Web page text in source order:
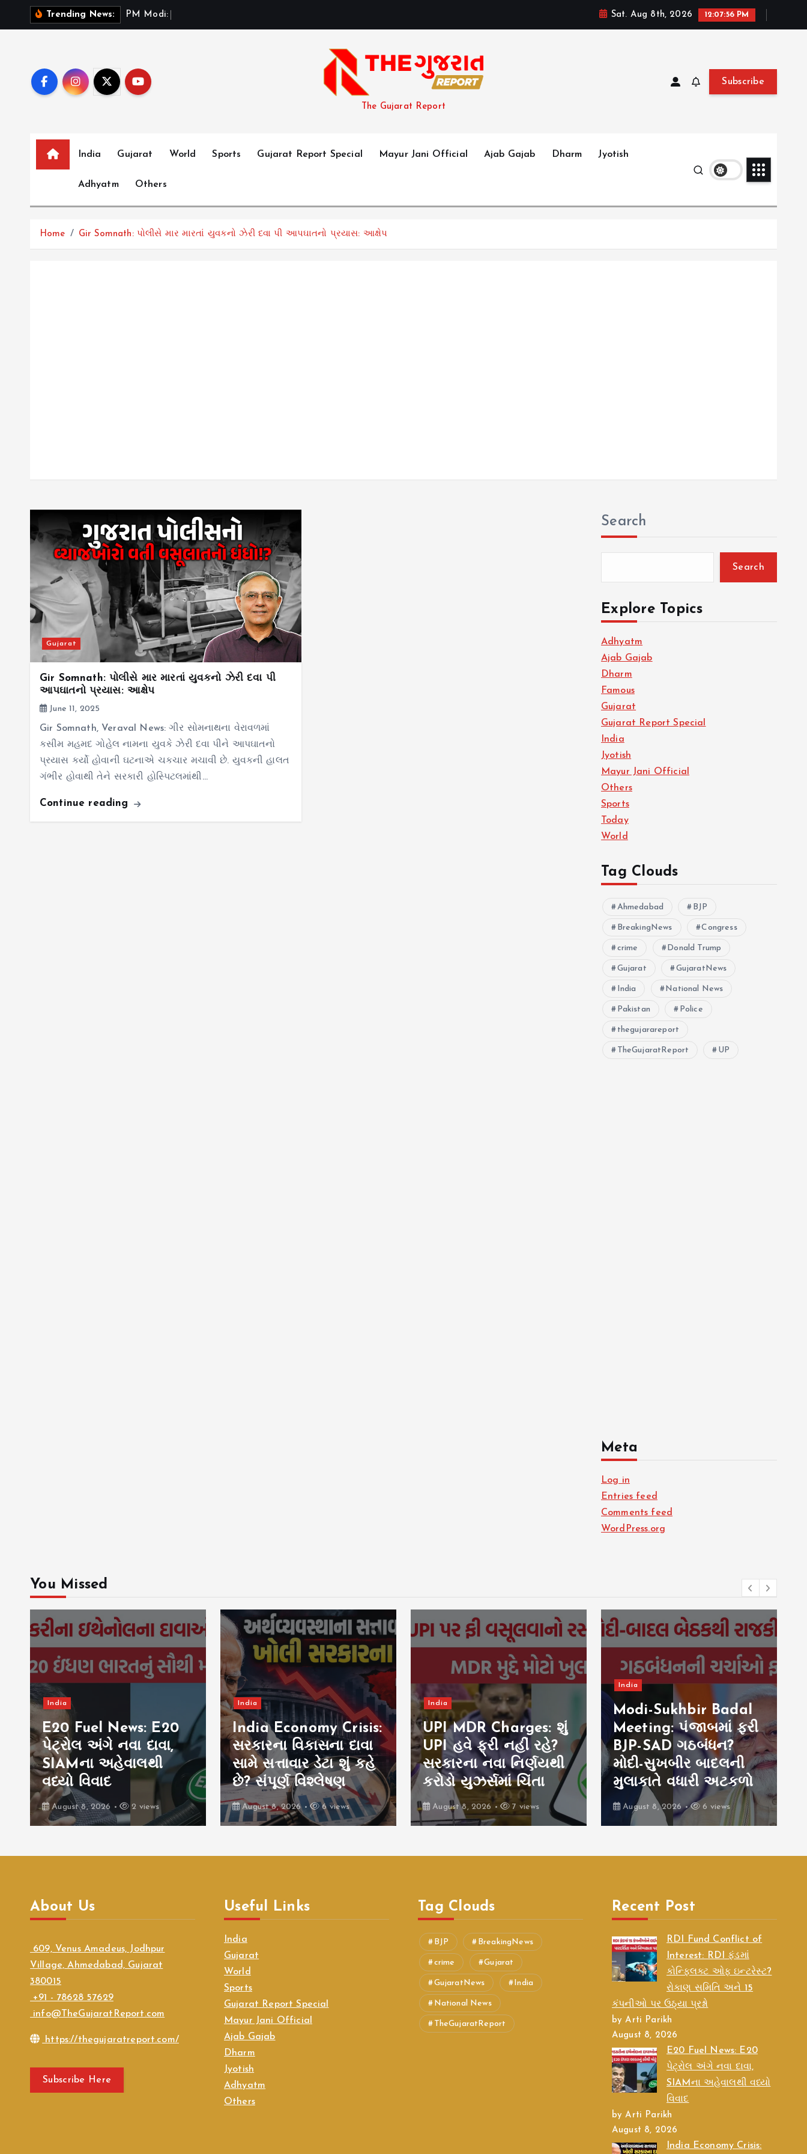
Trending News: P M M o d i: Sat. Aug 8th, 2026 12:07:57 PM
The Gujarat Report
Subscribe
India Gujarat World Sports Gujarat Report Special Mayur Jani Official Ajab Gajab Dharm Jyotish
Adhyatm Others
Home Gir Somnath: પોલીસે માર મારતાં યુવકનો ઝેરી દવા પી આપઘાતનો પ્રયાસ: આક્ષેપ
Gujarat
Gir Somnath: પોલીસે માર મારતાં યુવકનો ઝેરી દવા પી
આપઘાતનો પ્રયાસ: આક્ષેપ
June 11, 2025
Gir Somnath, Veraval News: ગીર સોમનાથના વેરાવળમાં
કસીમ મહમદ ગોહેલ નામના યુવકે ઝેરી દવા પીને આપઘાતનો
પ્રયાસ કર્યો હોવાની ઘટનાએ ચકચાર મચાવી છે. યુવકની હાલત
ગંભીર હોવાથી તેને સરકારી હોસ્પિટલમાંથી…
Continue reading
Search
Search
Explore Topics
Adhyatm
Ajab Gajab
Dharm
Famous
Gujarat
Gujarat Report Special
India
Jyotish
Mayur Jani Official
Others
Sports
Today
World
Tag Clouds
Ahmedabad BJP
BreakingNews Congress
crime Donald Trump
Gujarat GujaratNews
India National News
Pakistan Police
thegujarareport
TheGujaratReport UP
Meta
Log in
Entries feed
Comments feed
WordPress.org
You Missed
India
E20 Fuel News: E20
પેટ્રોલ અંગે નવા દાવા,
SIAMના અહેવાલથી
વધ્યો વિવાદ
August 8, 2026 2 views
India
India Economy Crisis:
સરકારના વિકાસના દાવા
સામે સત્તાવાર ડેટા શું કહે
છે? સંપૂર્ણ વિશ્લેષણ
August 8, 2026 6 views
India
UPI MDR Charges: શું
UPI હવે ફ્રી નહીં રહે?
સરકારના નવા નિર્ણયથી
કરોડો યુઝર્સમાં ચિંતા
August 8, 2026 7 views
India
Modi-Sukhbir Badal
Meeting: પંજાબમાં ફરી
BJP-SAD ગઠબંધન?
મોદી-સુખબીર બાદલની
મુલાકાતે વધારી અટકળો
August 8, 2026 6 views
About Us
609, Venus Amadeus, Jodhpur
Village, Ahmedabad, Gujarat
380015
+91 - 78628 57629
info@TheGujaratReport.com
https://thegujaratreport.com/
Subscribe Here
Useful Links
India
Gujarat
World
Sports
Gujarat Report Special
Mayur Jani Official
Ajab Gajab
Dharm
Jyotish
Adhyatm
Others
Tag Clouds
BJP BreakingNews
crime Gujarat
GujaratNews India
National News
TheGujaratReport
Recent Post
RDI Fund Conflict of
Interest: RDI ફંડમાં
કોન્ફ્લિક્ટ ઓફ ઇન્ટરેસ્ટ?
રોકાણ સમિતિ અને 15
કંપનીઓ પર ઉઠ્યા પ્રશ્નો
by Arti Parikh
August 8, 2026
E20 Fuel News: E20
પેટ્રોલ અંગે નવા દાવા,
SIAMના અહેવાલથી વધ્યો
વિવાદ
by Arti Parikh
August 8, 2026
India Economy Crisis: